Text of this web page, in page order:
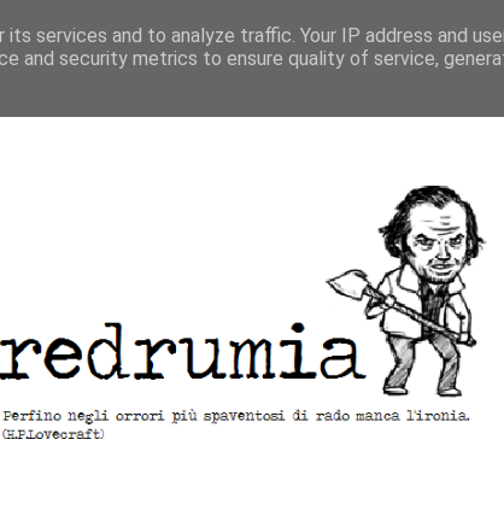
services and to analyze traffic. Your IP address and
and security metrics to ensure quality of service,